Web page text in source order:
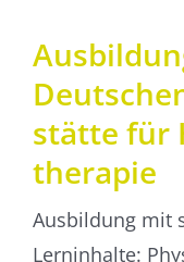
stätte für
therapie
Ausbildung mit
Lerninhalte: